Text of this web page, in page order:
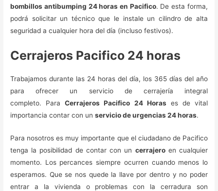
bombillos antibumping 24 horas en Pacifico. De esta forma,
podrá solicitar un técnico que le instale un cilindro de alta
seguridad a cualquier hora del día (incluso festivos).
Cerrajeros Pacifico 24 horas
Trabajamos durante las 24 horas del día, los 365 días del año
para ofrecer un servicio de cerrajería integral
completo. ParaCerrajeros Pacifico 24 Horases de vital
importancia contar con unservicio de urgencias 24 horas.
Para nosotros es muy importante que el ciudadano de Pacifico
tenga la posibilidad de contar con un cerrajeroen cualquier
momento. Los percances siempre ocurren cuando menos lo
esperamos. Que se nos quede la llave por dentro y no poder
entrar a la vivienda o problemas con la cerradura son